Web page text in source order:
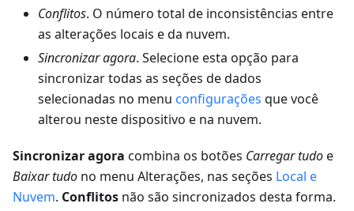
Conflitos. O número total de inconsistências entre
as alterações locais e da nuvem.
Sincronizar agora. Selecione esta opção para
sincronizar todas as seções de dados
selecionadas no menu configurações que você
alterou neste dispositivo e na nuvem.
Sincronizar agora combina os botões Carregar tudoe
Baixar tudo no menu Alterações, nas seções Local e
Nuvem. Conflitos não são sincronizados desta forma.